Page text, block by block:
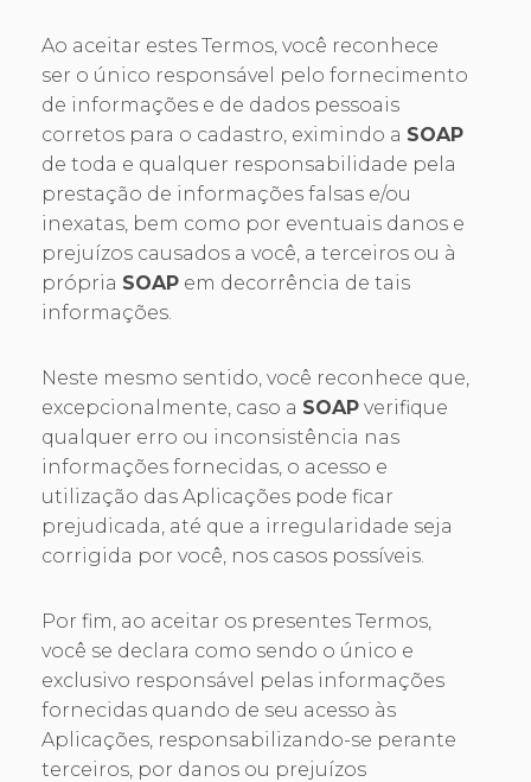
Ao aceitar estes Termos, você reconhece
ser o único responsável pelo fornecimento
de informações e de dados pessoais
corretos para o cadastro, eximindo a SOAP
de toda e qualquer responsabilidade pela
prestação de informações falsas e/ou
inexatas, bem como por eventuais danos e
prejuízos causados a você, a terceiros ou à
própria SOAP em decorrência de tais
informações.
Neste mesmo sentido, você reconhece que,
excepcionalmente, caso a SOAP verifique
qualquer erro ou inconsistência nas
informações fornecidas, o acesso e
utilização das Aplicações pode ficar
prejudicada, até que a irregularidade seja
corrigida por você, nos casos possíveis.
Por fim, ao aceitar os presentes Termos,
você se declara como sendo o único e
exclusivo responsável pelas informações
fornecidas quando de seu acesso às
Aplicações, responsabilizando-se perante
terceiros, por danos ou prejuízos